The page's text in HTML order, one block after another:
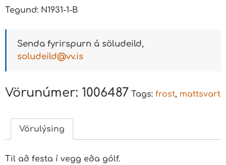
Tegund: N1931-1-B
Senda fyrirspurn á söludeild,
soludeild@vv.is
Vörunúmer: 1006487 Tags: frost, mattsvart
Vörulýsing
Til að festa í vegg eða gólf.